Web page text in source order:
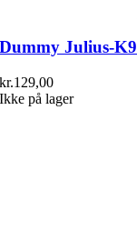
Dummy Julius-K9
kr.129,00
Ikke på lager